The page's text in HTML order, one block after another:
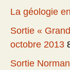
La géologie
Sortie «
octobre 2013
Sortie